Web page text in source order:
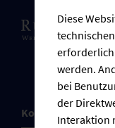
Kontakt
Diese
erforderlich
werden.
bei
der
Interaktion